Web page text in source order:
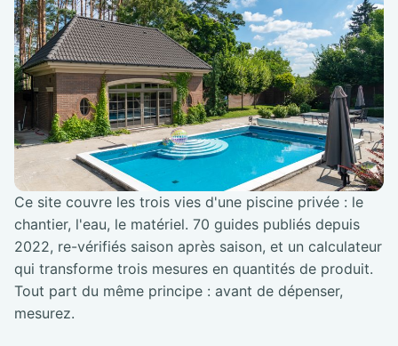
Ce site couvre les trois vies d'une piscine privée : le
chantier, l'eau, le matériel. 70 guides publiés depuis
2022, re-vérifiés saison après saison, et un calculateur
qui transforme trois mesures en quantités de produit.
Tout part du même principe : avant de dépenser,
mesurez.